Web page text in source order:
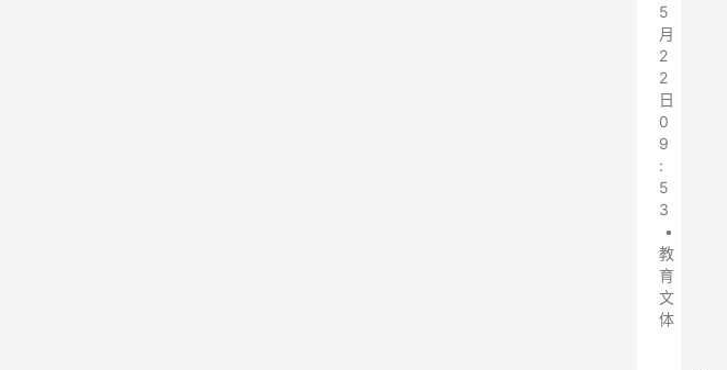
5
月
2
2
日
0
9
:
5
3
•
教
育
文
体